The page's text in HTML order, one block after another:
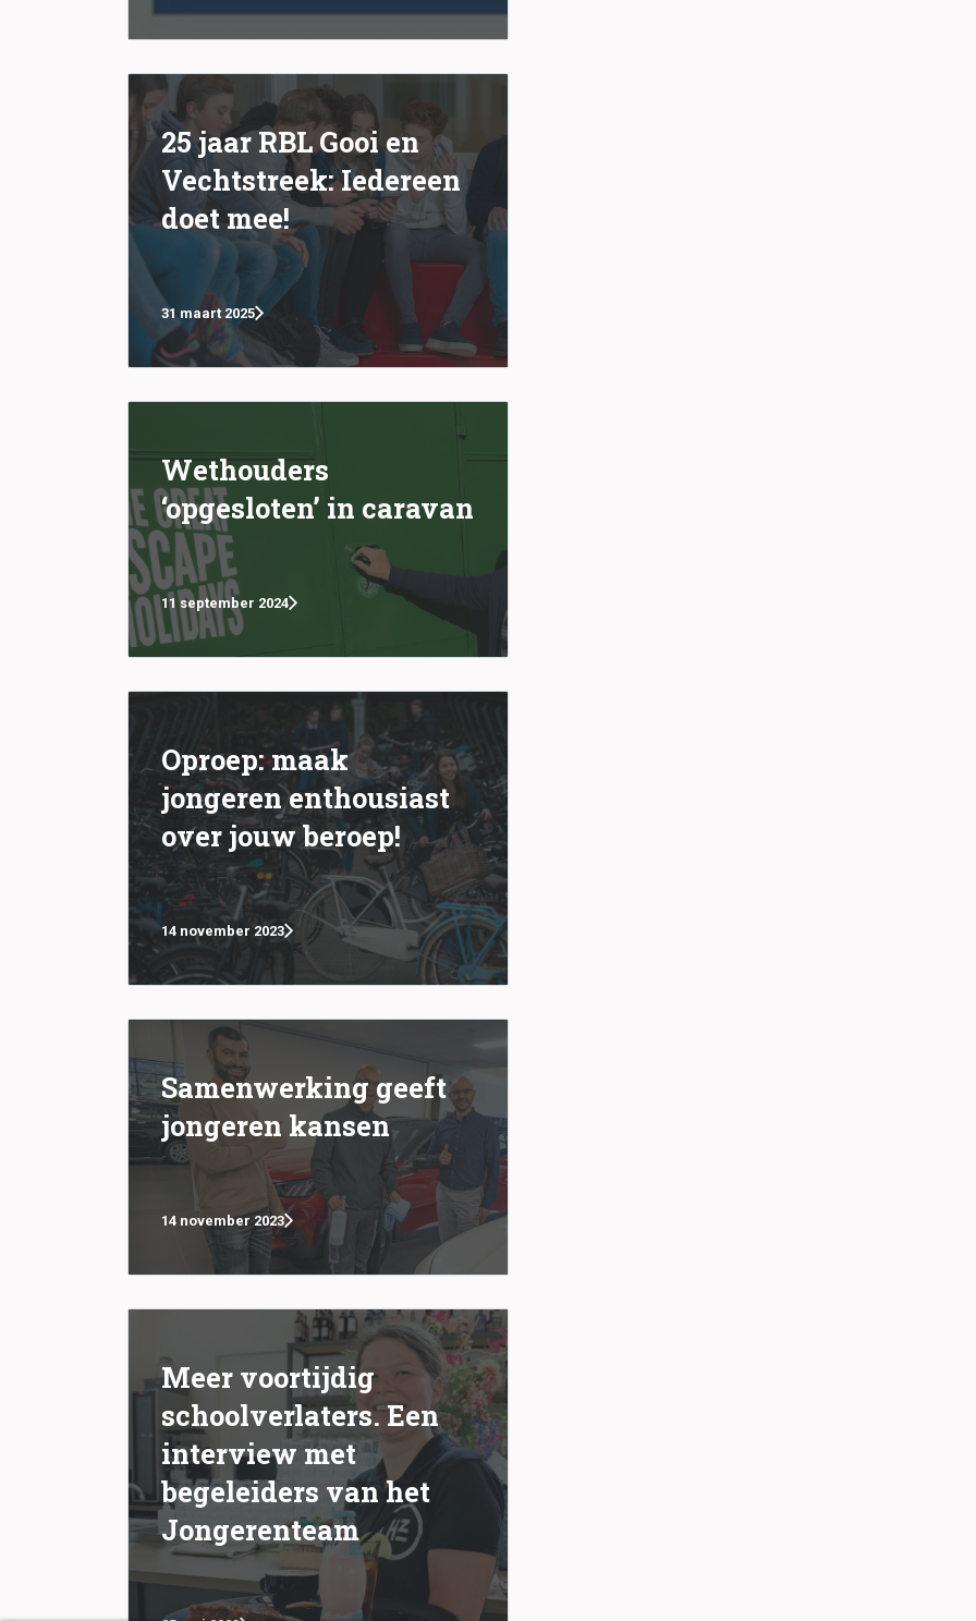
25 jaar RBL Gooi en
Vechtstreek: Iedereen
doet mee!
31 maart 2025
Wethouders
‘opgesloten’ in caravan
11 september 2024
Oproep: maak
jongeren enthousiast
over jouw beroep!
14 november 2023
Samenwerking geeft
jongeren kansen
14 november 2023
Meer voortijdig
schoolverlaters. Een
interview met
begeleiders van het
Jongerenteam